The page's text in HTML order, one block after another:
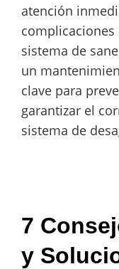
atención
sistema de
un
clave para
garantizar el
sistema de
7
y